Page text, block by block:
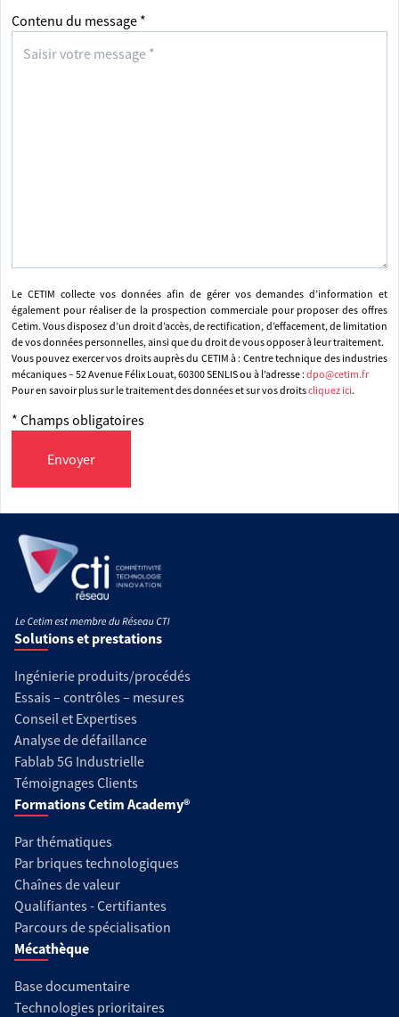
Contenu du message *
Le CETIM collecte vos données afin de gérer vos demandes d’information et
également pour réaliser de la prospection commerciale pour proposer des offres
Cetim. Vous disposez d’un droit d’accès, de rectification, d’effacement, de limitation
de vos données personnelles, ainsi que du droit de vous opposer à leur traitement.
Vous pouvez exercer vos droits auprès du CETIM à : Centre technique des industries
mécaniques – 52 Avenue Félix Louat, 60300 SENLIS ou à l’adresse : dpo@cetim.fr
Pour en savoir plus sur le traitement des données et sur vos droitscliquez ici.
* Champs obligatoires
Envoyer
Solutions et prestations
Ingénierie produits/procédés
Essais – contrôles – mesures
Conseil et Expertises
Analyse de défaillance
Fablab 5G Industrielle
Témoignages Clients
Formations Cetim Academy®
Par thématiques
Par briques technologiques
Chaînes de valeur
Qualifiantes - Certifiantes
Parcours de spécialisation
Mécathèque
Base documentaire
Technologies prioritaires